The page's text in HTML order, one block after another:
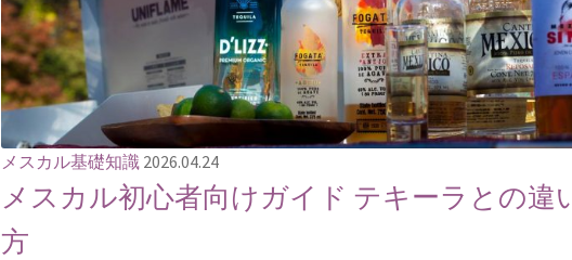
メスカル基礎知識 2026.04.24
メスカル初心者向けガイド テキーラとの違
方